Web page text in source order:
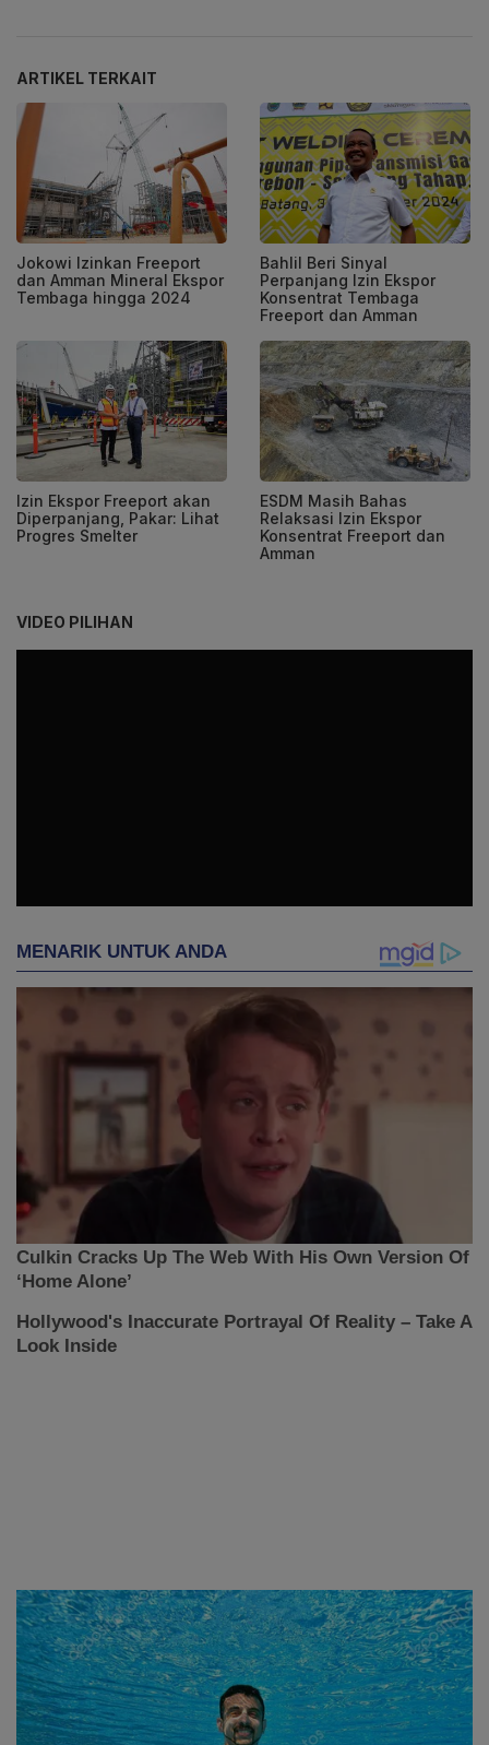
ARTIKEL TERKAIT
Jokowi Izinkan Freeport
dan Amman Mineral Ekspor
Tembaga hingga 2024
Bahlil Beri Sinyal
Perpanjang Izin Ekspor
Konsentrat Tembaga
Freeport dan Amman
Izin Ekspor Freeport akan
Diperpanjang, Pakar: Lihat
Progres Smelter
ESDM Masih Bahas
Relaksasi Izin Ekspor
Konsentrat Freeport dan
Amman
VIDEO PILIHAN